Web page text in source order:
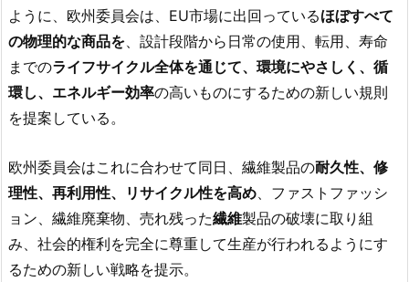
ように、欧州委員会は、EU市場に出回っているほぼすべて
の物理的な商品を、設計段階から日常の使用、転用、寿命
までのライフサイクル全体を通じて、環境にやさしく、循
環し、エネルギー効率の高いものにするための新しい規則
を提案している。
欧州委員会はこれに合わせて同日、繊維製品の耐久性、修
理性、再利用性、リサイクル性を高め 、ファストファッシ
ョン、繊維廃棄物、売れ残った繊維製品の破壊に取り組
み、社会的権利を完全に尊重して生産が行われるようにす
るための新しい戦略を提示。